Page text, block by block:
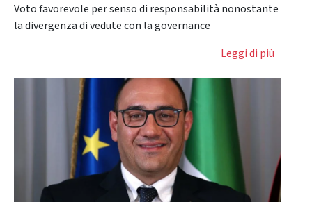
Voto favorevole per senso di responsabilità nonostante
la divergenza di vedute con la governance
Leggi di più